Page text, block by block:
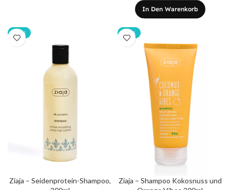
In Den Warenkorb
-20%
Ziaja – Seidenprotein-Shampoo,
-20%
Ziaja – Shampoo Kokosnuss und